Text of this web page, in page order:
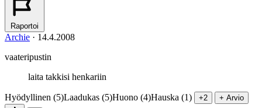
Raportoi
Archie · 14.4.2008
vaateripustin
laita takkisi henkariin
Hyödyllinen (5)Laadukas (5)Huono (4)Hauska (1) +2 + Arvio